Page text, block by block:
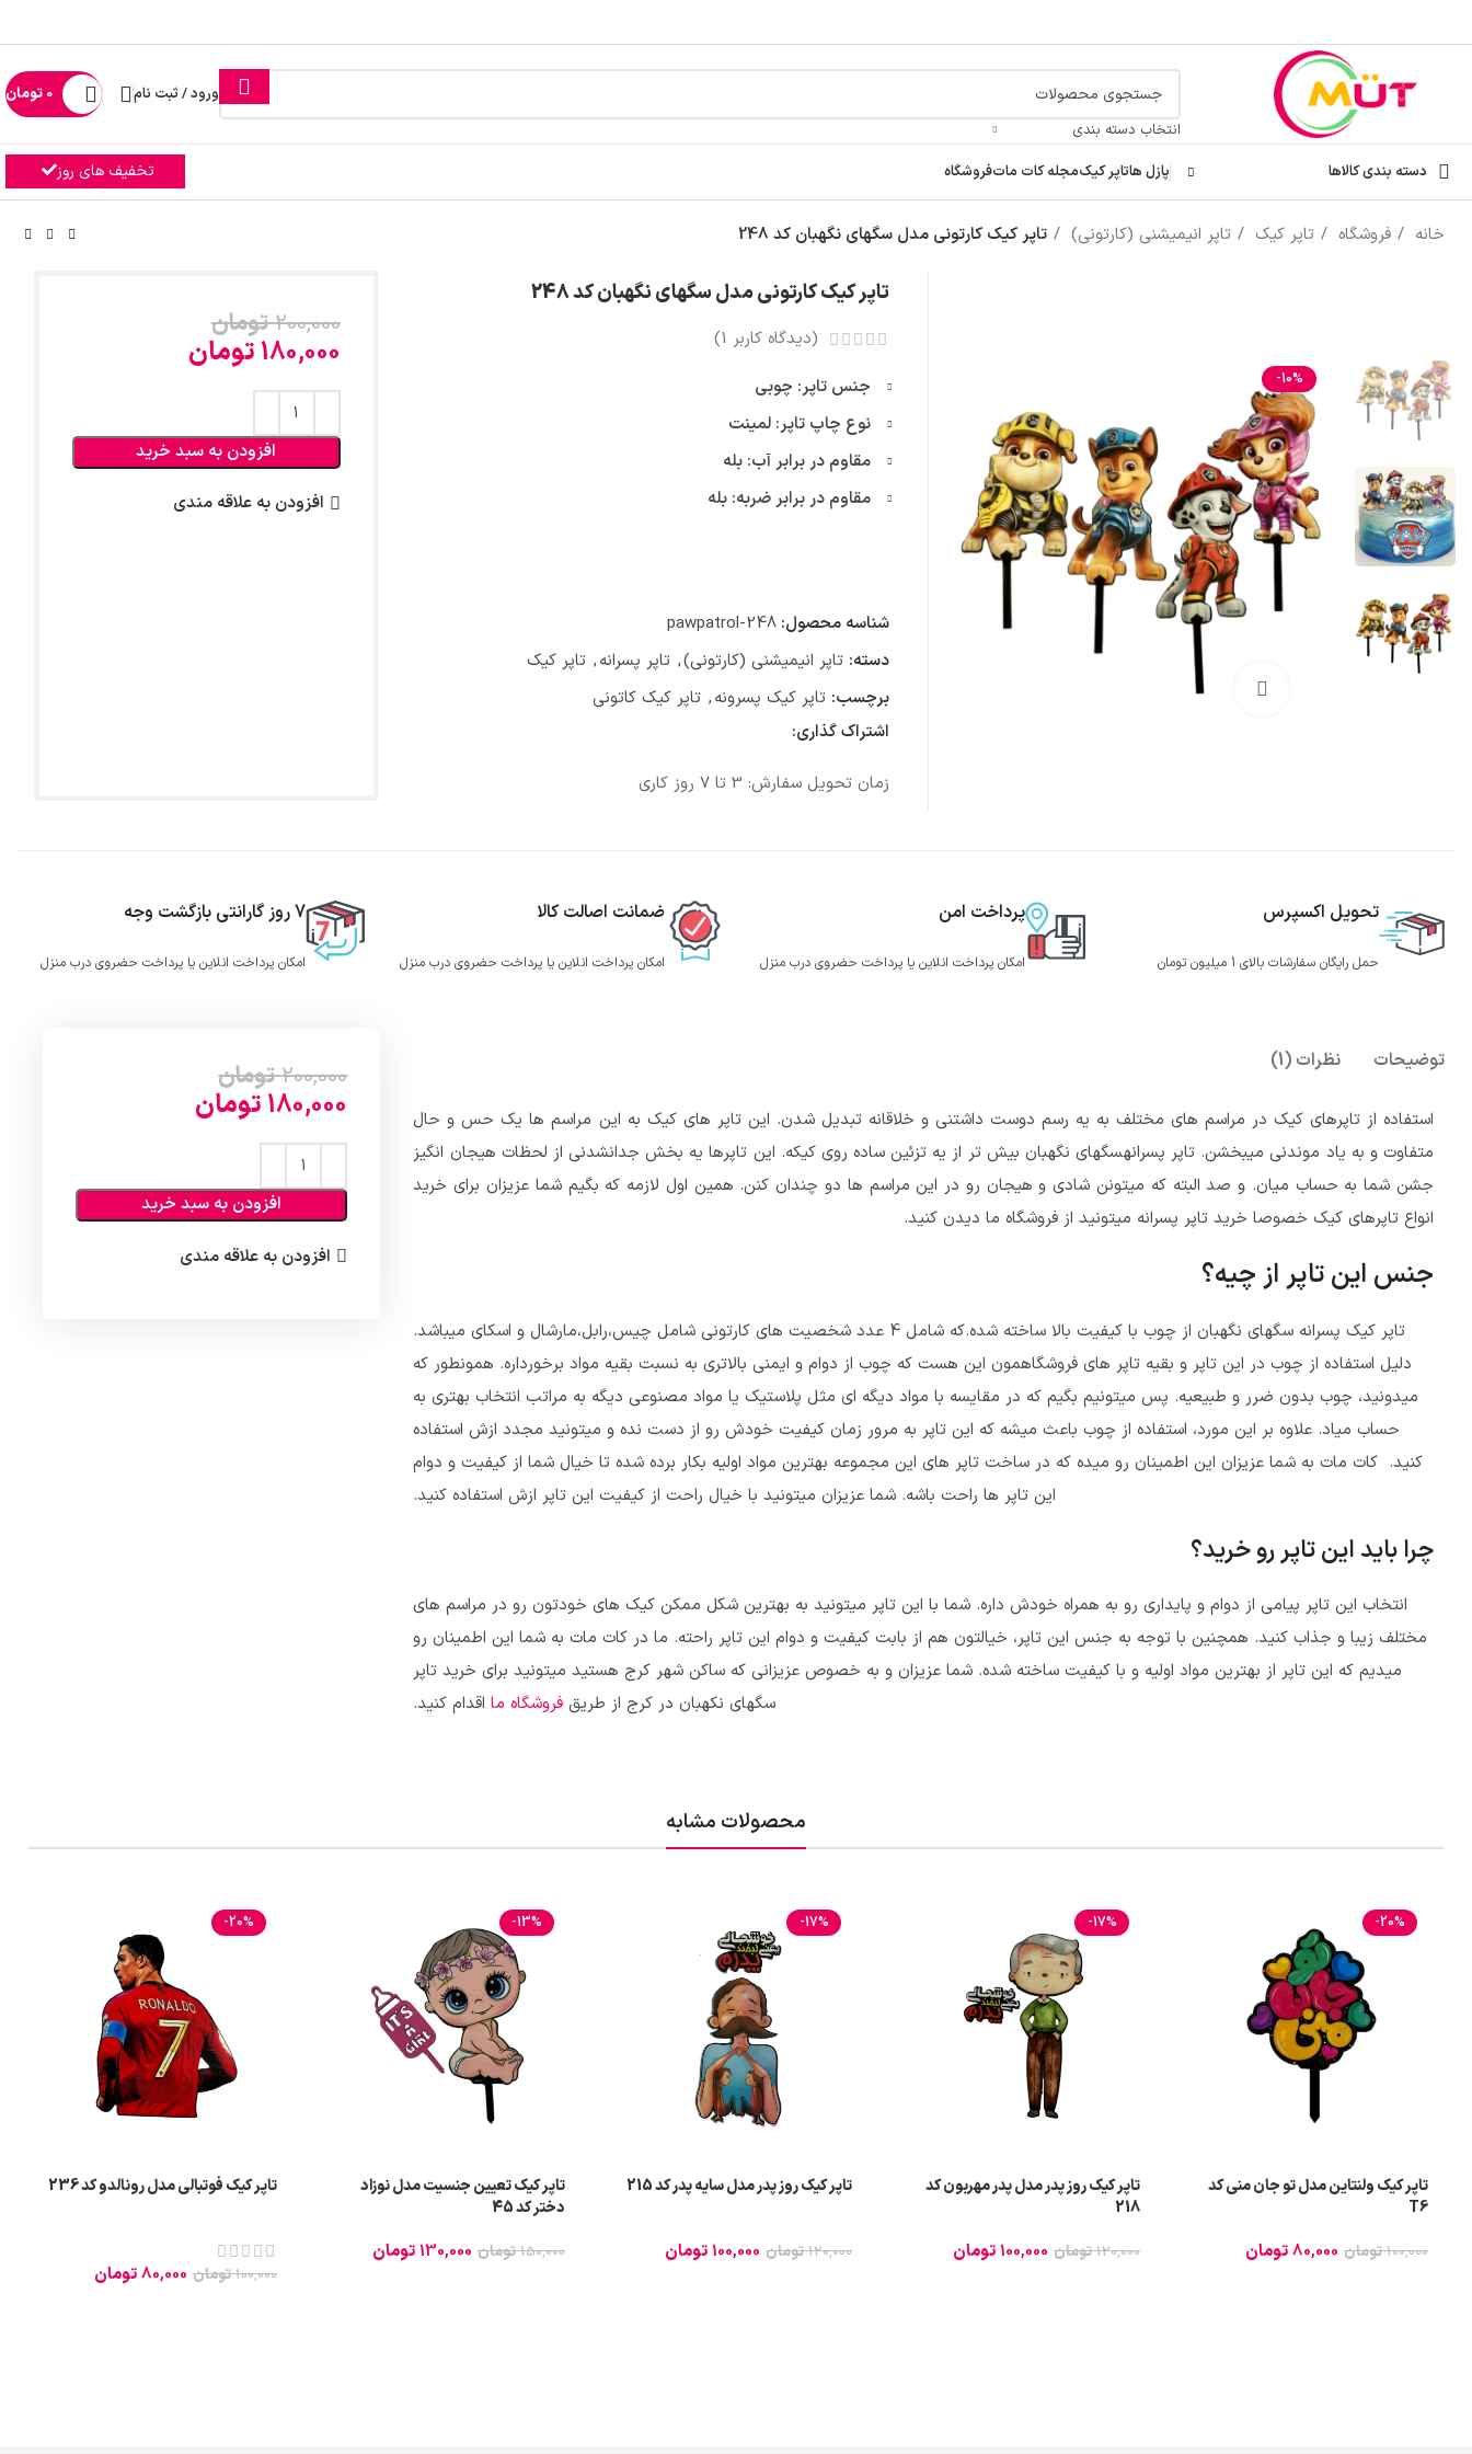
انتخاب دسته بندی
ورود / ثبت نام 0 تومان
دسته بندی کالاها پازل هاتاپر کیکمجله کات ماتفروشگاه تخفیف های روز
خانه فروشگاه تاپر کیک تاپر انیمیشنی (کارتونی) تاپر کیک کارتونی مدل سگهای نگهبان کد 248
-10%
بزرگنمایی تصویر
تاپر کیک کارتونی مدل سگهای نگهبان کد 248
(دیدگاه کاربر 1
)
جنس تاپر: چوبی
نوع چاپ تاپر: لمینت
مقاوم در برابر آب: بله
مقاوم در برابر ضربه: بله
شناسه محصول:pawpatrol-248
دسته: تاپر انیمیشنی (کارتونی), تاپر پسرانه, تاپر کیک
برچسب: تاپر کیک پسرونه, تاپر کیک کاتونی
اشتراک گذاری:
زمان تحویل سفارش: 3 تا 7 روز کاری
200,000تومان
180,000 تومان
افزودن به سبد خرید
افزودن به علاقه مندی
تحویل اکسپرس
حمل رایگان سفارشات بالای 1 میلیون تومان
پرداخت امن
امکان پرداخت انلاین یا پرداخت حضروی درب منزل
ضمانت اصالت کالا
امکان پرداخت انلاین یا پرداخت حضروی درب منزل
7 روز گارانتی بازگشت وجه
امکان پرداخت انلاین یا پرداخت حضروی درب منزل
توضیحات نظرات (1)
استفاده از تاپرهای کیک در مراسم های مختلف به یه رسم دوست داشتنی و خلاقانه تبدیل شدن. این تاپر های کیک به این مراسم ها یک حس و حال
متفاوت و به یاد موندنی میبخشن. تاپر پسرانهسگهای نگهبان بیش تر از یه تزئین ساده روی کیکه. این تاپرها یه بخش جدانشدنی از لحظات هیجان انگیز
جشن شما به حساب میان. و صد البته که میتونن شادی و هیجان رو در این مراسم ها دو چندان کنن. همین اول لازمه که بگیم شما عزیزان برای خرید
انواع تاپرهای کیک خصوصا خرید تاپر پسرانه میتونید از فروشگاه ما دیدن کنید.
جنس این تاپر از چیه؟
تاپر کیک پسرانه سگهای نگهبان از چوب با کیفیت بالا ساخته شده.که شامل 4 عدد شخصیت های کارتونی شامل چیس،رابل،مارشال و اسکای میباشد.
دلیل استفاده از چوب در این تاپر و بقیه تاپر های فروشگاهمون این هست که چوب از دوام و ایمنی بالاتری به نسبت بقیه مواد برخورداره. همونطور که
میدونید، چوب بدون ضرر و طبیعیه. پس میتونیم بگیم که در مقایسه با مواد دیگه ای مثل پلاستیک یا مواد مصنوعی دیگه به مراتب انتخاب بهتری به
حساب میاد. علاوه بر این مورد، استفاده از چوب باعث میشه که این تاپر به مرور زمان کیفیت خودش رو از دست نده و میتونید مجدد ازش استفاده
کنید. کات مات به شما عزیزان این اطمینان رو میده که در ساخت تاپر های این مجموعه بهترین مواد اولیه بکار برده شده تا خیال شما از کیفیت و دوام
این تاپر ها راحت باشه. شما عزیزان میتونید با خیال راحت از کیفیت این تاپر ازش استفاده کنید.
چرا باید این تاپر رو خرید؟
انتخاب این تاپر پیامی از دوام و پایداری رو به همراه خودش داره. شما با این تاپر میتونید به بهترین شکل ممکن کیک های خودتون رو در مراسم های
مختلف زیبا و جذاب کنید. همچنین با توجه به جنس این تاپر، خیالتون هم از بابت کیفیت و دوام این تاپر راحته. ما در کات مات به شما این اطمینان رو
میدیم که این تاپر از بهترین مواد اولیه و با کیفیت ساخته شده. شما عزیزان و به خصوص عزیزانی که ساکن شهر کرج هستید میتونید برای خرید تاپر
سگهای نکهبان در کرج از طریق فروشگاه مااقدام کنید.
200,000تومان
180,000 تومان
افزودن به سبد خرید
افزودن به علاقه مندی
محصولات مشابه
-20%
تاپر کیک ولنتاین مدل تو جان منی کد
T6
100,000تومان 80,000تومان
-17%
تاپر کیک روز پدر مدل پدر مهربون کد
218
120,000تومان 100,000تومان
-17%
تاپر کیک روز پدر مدل سایه پدر کد 215
120,000تومان 100,000تومان
-13%
تاپر کیک تعیین جنسیت مدل نوزاد
دختر کد 45
150,000تومان 130,000تومان
-20%
تاپر کیک فوتبالی مدل رونالدو کد 236
100,000تومان 80,000تومان